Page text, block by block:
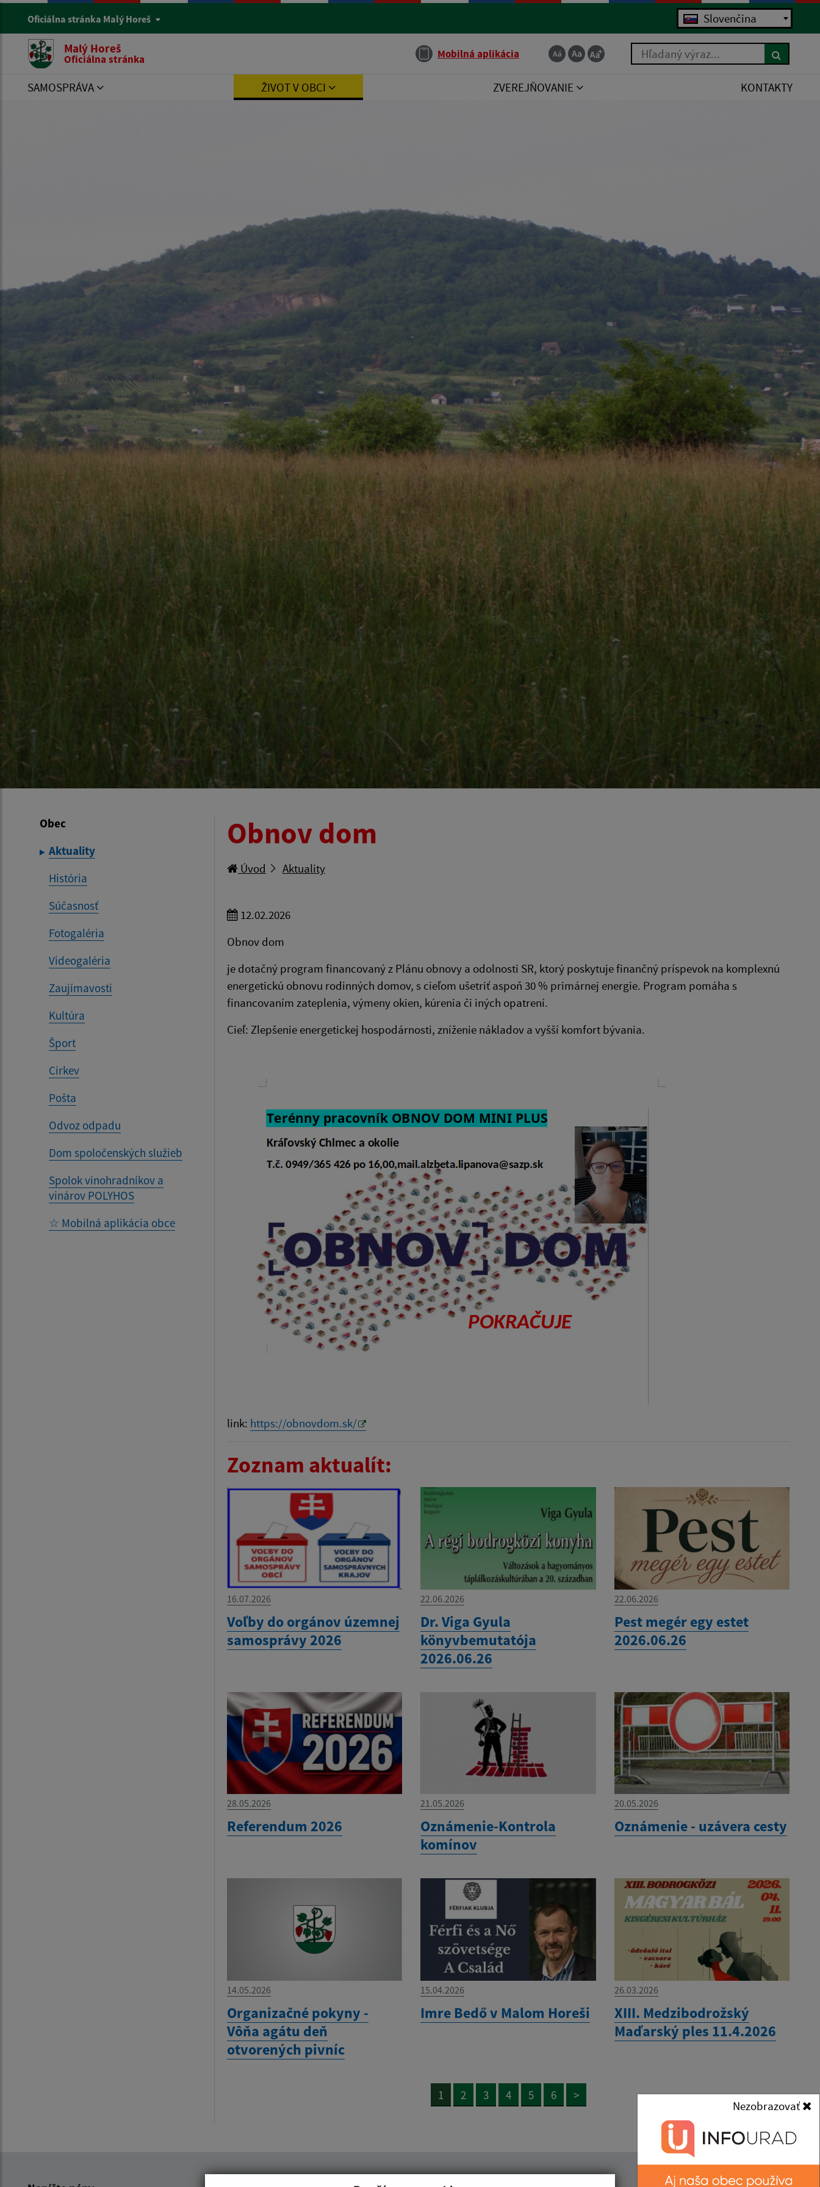
Oficiálna stránka Malý Horeš Slovenčina
Malý Horeš
Oficiálna stránka Mobilná aplikácia Hľadaný výraz...
SAMOSPRÁVA ŽIVOT V OBCI ZVEREJŇOVANIE KONTAKTY
Obec
Aktuality
História
Súčasnosť
Fotogaléria
Videogaléria
Zaujímavosti
Kultúra
Šport
Cirkev
Pošta
Odvoz odpadu
Dom spoločenských služieb
Spolok vinohradníkov a
vinárov POLYHOS
☆ Mobilná aplikácia obce
Obnov dom
Úvod Aktuality
12.02.2026
Obnov dom
je dotačný program financovaný z Plánu obnovy a odolnosti SR, ktorý poskytuje finančný príspevok na komplexnú
energetickú obnovu rodinných domov, s cieľom ušetriť aspoň 30 % primárnej energie. Program pomáha s
financovaním zateplenia, výmeny okien, kúrenia či iných opatrení.
Cieľ: Zlepšenie energetickej hospodárnosti, zníženie nákladov a vyšší komfort bývania.
link: https://obnovdom.sk/
Zoznam aktualít:
16.07.2026
Voľby do orgánov územnej
samosprávy 2026
22.06.2026
Dr. Viga Gyula
könyvbemutatója
2026.06.26
22.06.2026
Pest megér egy estet
2026.06.26
28.05.2026
Referendum 2026
21.05.2026
Oznámenie-Kontrola
komínov
20.05.2026
Oznámenie - uzávera cesty
14.05.2026
Organizačné pokyny -
Vôňa agátu deň
otvorených pivníc
15.04.2026
Imre Bedő v Malom Horeši
26.03.2026
XIII. Medzibodrožský
Maďarský ples 11.4.2026
1 2 3 4 5 6 >
Nezobrazovať